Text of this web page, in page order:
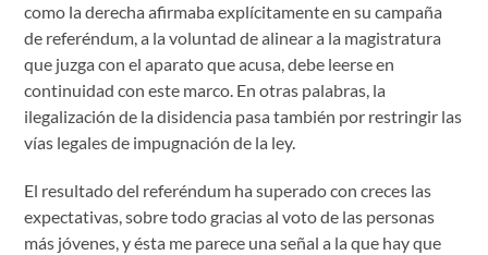
como la derecha afirmaba explícitamente en su campaña
de referéndum, a la voluntad de alinear a la magistratura
que juzga con el aparato que acusa, debe leerse en
continuidad con este marco. En otras palabras, la
ilegalización de la disidencia pasa también por restringir las
vías legales de impugnación de la ley.
El resultado del referéndum ha superado con creces las
expectativas, sobre todo gracias al voto de las personas
más jóvenes, y ésta me parece una señal a la que hay que